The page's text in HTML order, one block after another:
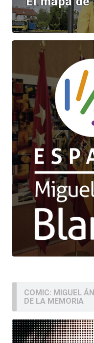
COMIC: MIGUEL
DE LA MEMORIA